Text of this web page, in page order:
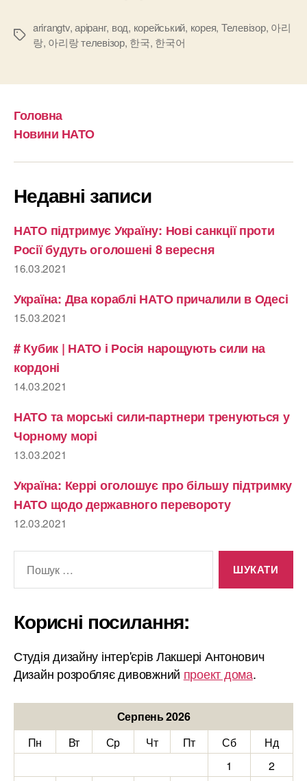
Позначки
arirangtv,аріранг, вод, корейський, корея, Телевізор, 아리
랑, 아리랑 телевізор, 한국, 한국어
Головна
Новини НАТО
Недавні записи
НАТО підтримує Україну: Нові санкції проти
Росії будуть оголошені 8 вересня
16.03.2021
Україна: Два кораблі НАТО причалили в Одесі
15.03.2021
# Кубик | НАТО і Росія нарощують сили на
кордоні
14.03.2021
НАТО та морські сили-партнери тренуються у
Чорному морі
13.03.2021
Україна: Керрі оголошує про більшу підтримку
НАТО щодо державного перевороту
12.03.2021
Корисні посилання:
Студія дизайну інтер'єрів Лакшері Антонович
Дизайн розробляє дивовжний проект дома.
Серпень 2026
Пн
Вт Ср Чт Пт Сб
Нд
1
2